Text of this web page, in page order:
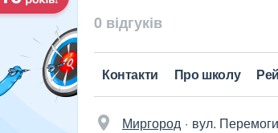
0 відгуків
Контакти Про школу
Миргород вул.